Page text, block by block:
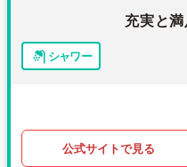
充実と
シャワー
公式サイトで見る